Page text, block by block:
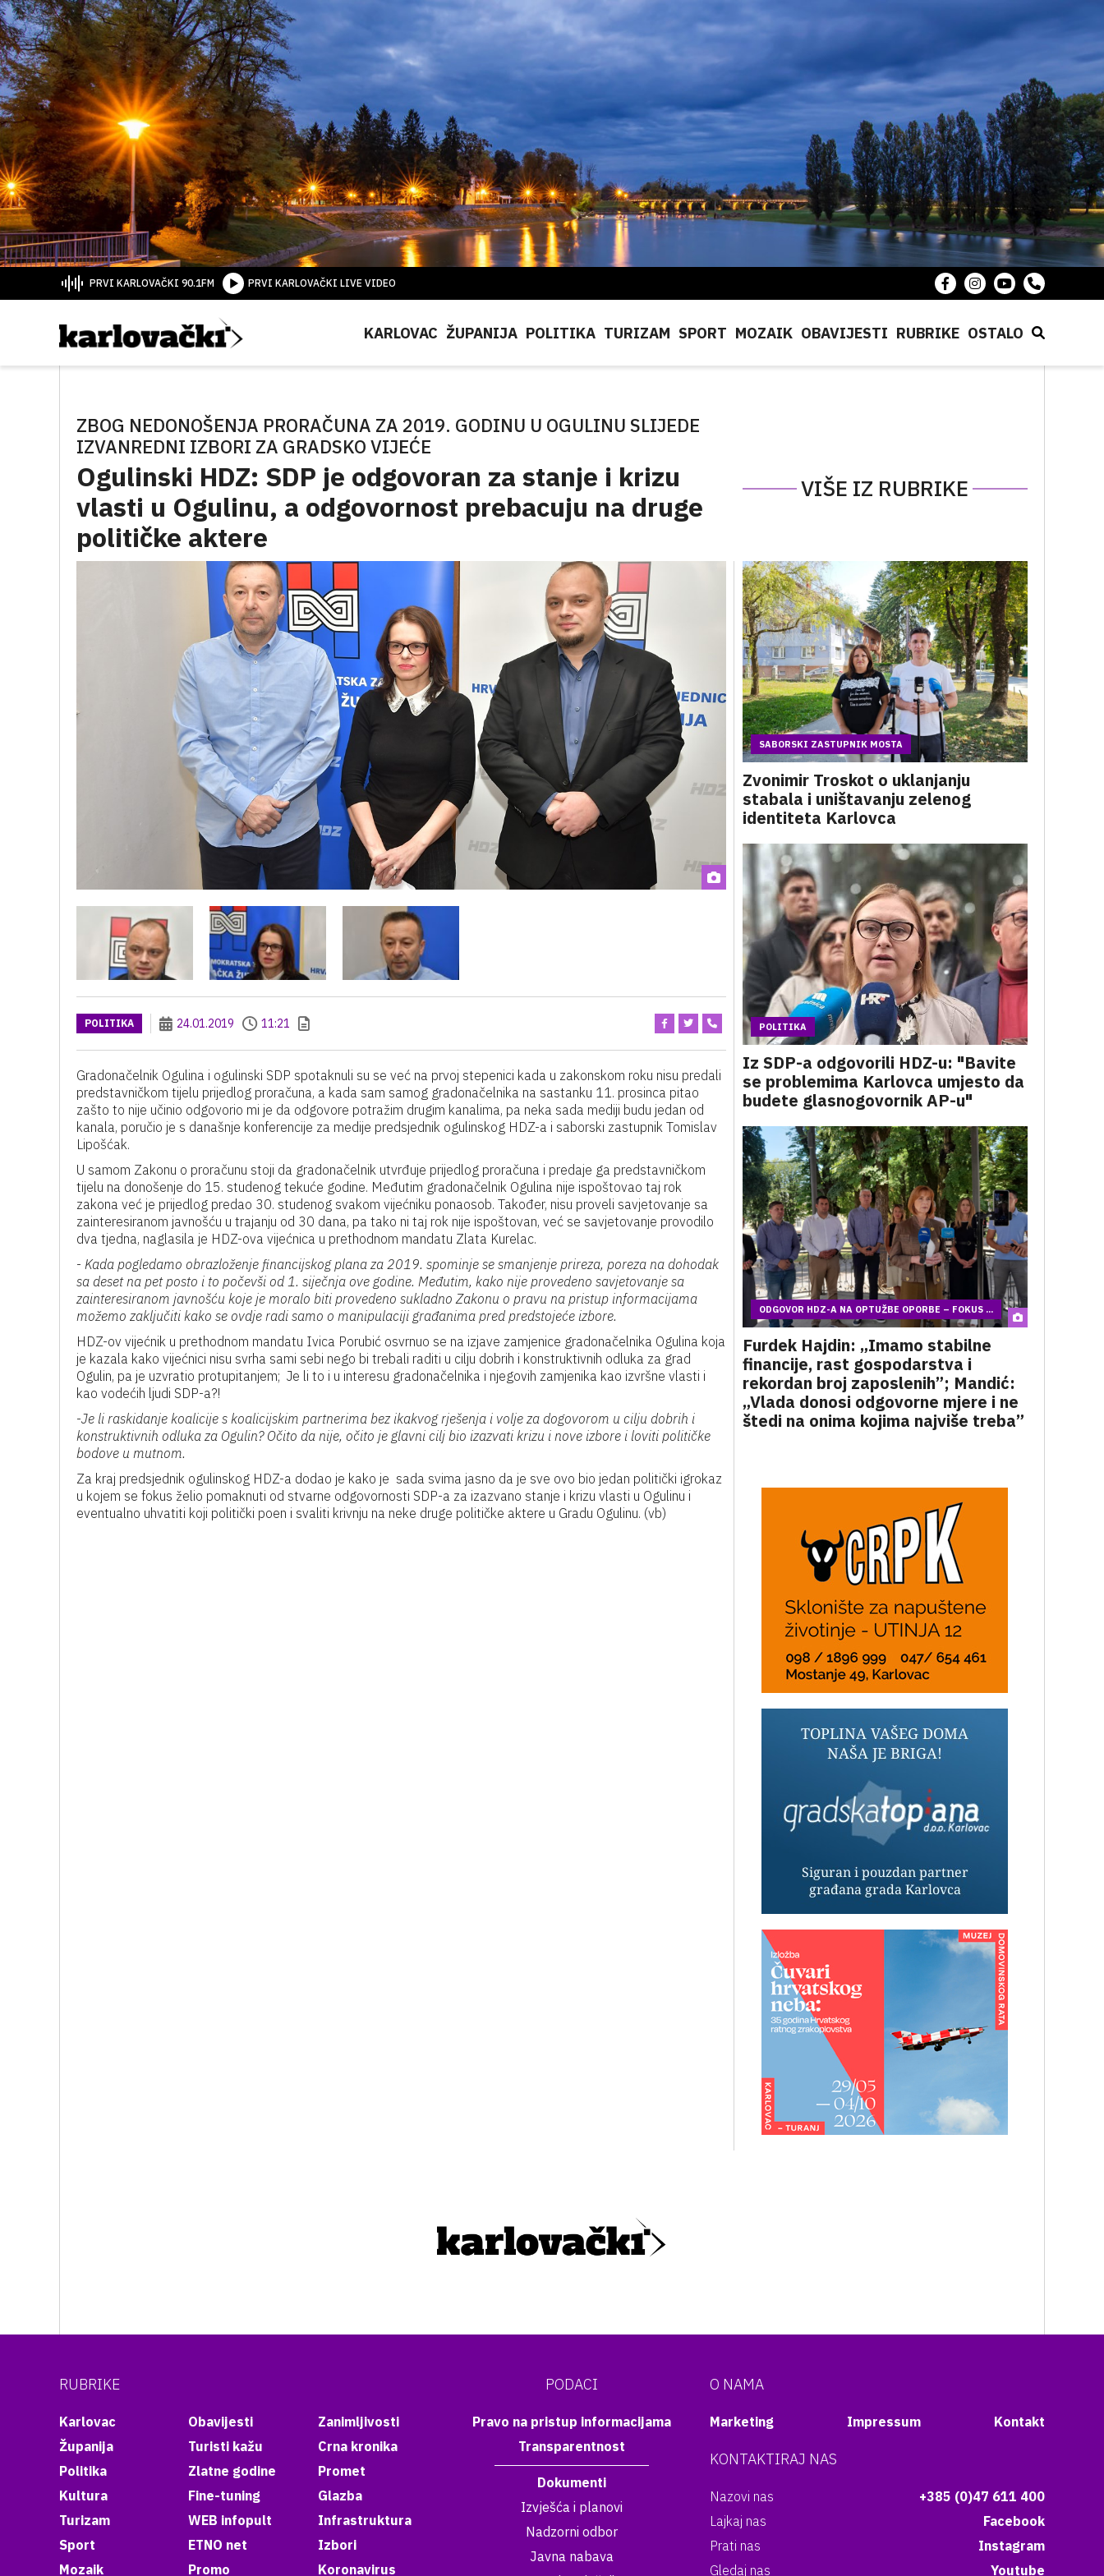
PRVI KARLOVAČKI 90.1FM PRVI KARLOVAČKI LIVE VIDEO
KARLOVAC ŽUPANIJA POLITIKA TURIZAM SPORT MOZAIK OBAVIJESTI RUBRIKE OSTALO
ZBOG NEDONOŠENJA PRORAČUNA ZA 2019. GODINU U OGULINU SLIJEDE
IZVANREDNI IZBORI ZA GRADSKO VIJEĆE
Ogulinski HDZ: SDP je odgovoran za stanje i krizu
vlasti u Ogulinu, a odgovornost prebacuju na druge
političke aktere
VIŠE IZ RUBRIKE
POLITIKA 24.01.2019 11:21
Gradonačelnik Ogulina i ogulinski SDP spotaknuli su se već na prvoj stepenici kada u zakonskom roku nisu predali
predstavničkom tijelu prijedlog proračuna, a kada sam samog gradonačelnika na sastanku 11. prosinca pitao
zašto to nije učinio odgovorio mi je da odgovore potražim drugim kanalima, pa neka sada mediji budu jedan od
kanala, poručio je s današnje konferencije za medije predsjednik ogulinskog HDZ-a i saborski zastupnik Tomislav
Lipošćak.
U samom Zakonu o proračunu stoji da gradonačelnik utvrđuje prijedlog proračuna i predaje ga predstavničkom
tijelu na donošenje do 15. studenog tekuće godine. Međutim gradonačelnik Ogulina nije ispoštovao taj rok
zakona već je prijedlog predao 30. studenog svakom vijećniku ponaosob. Također, nisu proveli savjetovanje sa
zainteresiranom javnošću u trajanju od 30 dana, pa tako ni taj rok nije ispoštovan, već se savjetovanje provodilo
dva tjedna, naglasila je HDZ-ova vijećnica u prethodnom mandatu Zlata Kurelac.
- Kada pogledamo obrazloženje financijskog plana za 2019. spominje se smanjenje prireza, poreza na dohodak
sa deset na pet posto i to počevši od 1. siječnja ove godine. Međutim, kako nije provedeno savjetovanje sa
zainteresiranom javnošću koje je moralo biti provedeno sukladno Zakonu o pravu na pristup informacijama
možemo zaključiti kako se ovdje radi samo o manipulaciji građanima pred predstojeće izbore.
HDZ-ov vijećnik u prethodnom mandatu Ivica Porubić osvrnuo se na izjave zamjenice gradonačelnika Ogulina koja
je kazala kako vijećnici nisu svrha sami sebi nego bi trebali raditi u cilju dobrih i konstruktivnih odluka za grad
Ogulin, pa je uzvratio protupitanjem; Je li to i u interesu gradonačelnika i njegovih zamjenika kao izvršne vlasti i
kao vodećih ljudi SDP-a?!
-Je li raskidanje koalicije s koalicijskim partnerima bez ikakvog rješenja i volje za dogovorom u cilju dobrih i
konstruktivnih odluka za Ogulin? Očito da nije, očito je glavni cilj bio izazvati krizu i nove izbore i loviti političke
bodove u mutnom.
Za kraj predsjednik ogulinskog HDZ-a dodao je kako je sada svima jasno da je sve ovo bio jedan politički igrokaz
u kojem se fokus želio pomaknuti od stvarne odgovornosti SDP-a za izazvano stanje i krizu vlasti u Ogulinu i
eventualno uhvatiti koji politički poen i svaliti krivnju na neke druge političke aktere u Gradu Ogulinu. (vb)
SABORSKI ZASTUPNIK MOSTA
Zvonimir Troskot o uklanjanju
stabala i uništavanju zelenog
identiteta Karlovca
POLITIKA
Iz SDP-a odgovorili HDZ-u: "Bavite
se problemima Karlovca umjesto da
budete glasnogovornik AP-u"
ODGOVOR HDZ-A NA OPTUŽBE OPORBE – FOKUS ...
Furdek Hajdin: „Imamo stabilne
financije, rast gospodarstva i
rekordan broj zaposlenih”; Mandić:
„Vlada donosi odgovorne mjere i ne
štedi na onima kojima najviše treba”
RUBRIKE
Karlovac
Županija
Politika
Kultura
Turizam
Sport
Mozaik
Obavijesti
Turisti kažu
Zlatne godine
Fine-tuning
WEB infopult
ETNO net
Promo
Zanimljivosti
Crna kronika
Promet
Glazba
Infrastruktura
Izbori
Koronavirus
PODACI
Pravo na pristup informacijama
Transparentnost
Dokumenti
Izvješća i planovi
Nadzorni odbor
Javna nabava
O NAMA
Marketing Impressum Kontakt
KONTAKTIRAJ NAS
Nazovi nas
+385 (0)47 611 400
Lajkaj nas
Facebook
Prati nas
Instagram
Gledaj nas
Youtube